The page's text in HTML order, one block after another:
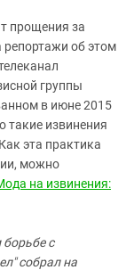
прощения за
репортажи об этом
группы
в июне 2015
такие извинения
эта практика
можно
на извинения:
с
собрал на